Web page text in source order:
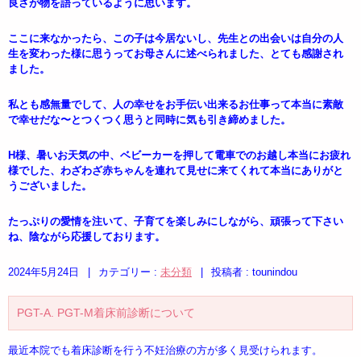
良さが物を語っているように思います。
ここに来なかったら、この子は今居ないし、先生との出会いは自分の人
生を変わった様に思うってお母さんに述べられました、とても感謝され
ました。
私とも感無量でして、人の幸せをお手伝い出来るお仕事って本当に素敵
で幸せだな〜とつくつく思うと同時に気も引き締めました。
H様、暑いお天気の中、ベビーカーを押して電車でのお越し本当にお疲れ
様でした、わざわざ赤ちゃんを連れて見せに来てくれて本当にありがと
うございました。
たっぷりの愛情を注いて、子育てを楽しみにしながら、頑張って下さい
ね、陰ながら応援しております。
2024年5月24日 カテゴリー : 未分類 投稿者 : tounindou
PGT-A. PGT-M着床前診断について
最近本院でも着床診断を行う不妊治療の方が多く見受けられます。